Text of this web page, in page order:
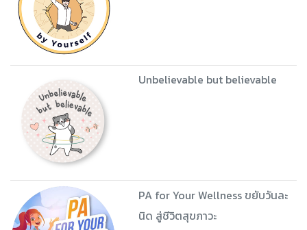
Unbelievable but believable
PA for Your Wellness ขยับวันละ
นิด สู่ชีวิตสุขภาวะ